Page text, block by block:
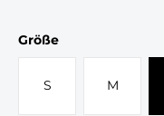
Größeauswählen
S M